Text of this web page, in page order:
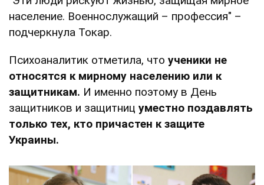
население. Военнослужащий – профессия" –
подчеркнула Токар.
Психоаналитик отметила, что ученики не
относятся к мирному населению или к
защитникам. И именно поэтому в День
защитников и защитниц уместно поздавлять
только тех, кто причастен к защите
Украины.